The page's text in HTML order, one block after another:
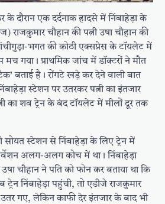
के दौरान एक दर्दनाक हादसे में निंबाहेड़ा के
राजकुमार चौहान की पत्नी उषा चौहान की
भगत की कोठी एक्सप्रेस के टॉयलेट में
गया। प्राथमिक जांच में डॉक्टरों ने मौत
बताई है। रोंगटे खड़े कर देने वाली बात
स्टेशन पर उतरकर पत्नी का इंतजार
का शव ट्रेन के बंद टॉयलेट में मीलों दूर तक
सोयत स्टेशन से निंबाहेड़ा के लिए ट्रेन में
अलग-अलग कोच में था। निंबाहेड़ा
चौहान ने पति को फोन कर बताया था कि
निंबाहेड़ा पहुंची, तो एडीजे राजकुमार
गए, लेकिन काफी देर इंतजार के बाद भी